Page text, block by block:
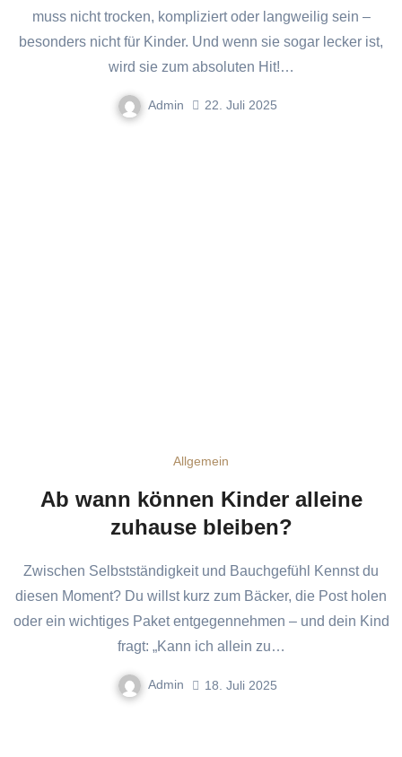
muss nicht trocken, kompliziert oder langweilig sein –
besonders nicht für Kinder. Und wenn sie sogar lecker ist,
wird sie zum absoluten Hit!…
Admin 22. Juli 2025
Allgemein
Ab wann können Kinder alleine
zuhause bleiben?
Zwischen Selbstständigkeit und Bauchgefühl Kennst du
diesen Moment? Du willst kurz zum Bäcker, die Post holen
oder ein wichtiges Paket entgegennehmen – und dein Kind
fragt: „Kann ich allein zu…
Admin 18. Juli 2025